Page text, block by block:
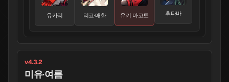
유카리 리코·매화 유키 마코토 후타바
v4.3.2
미유·여름